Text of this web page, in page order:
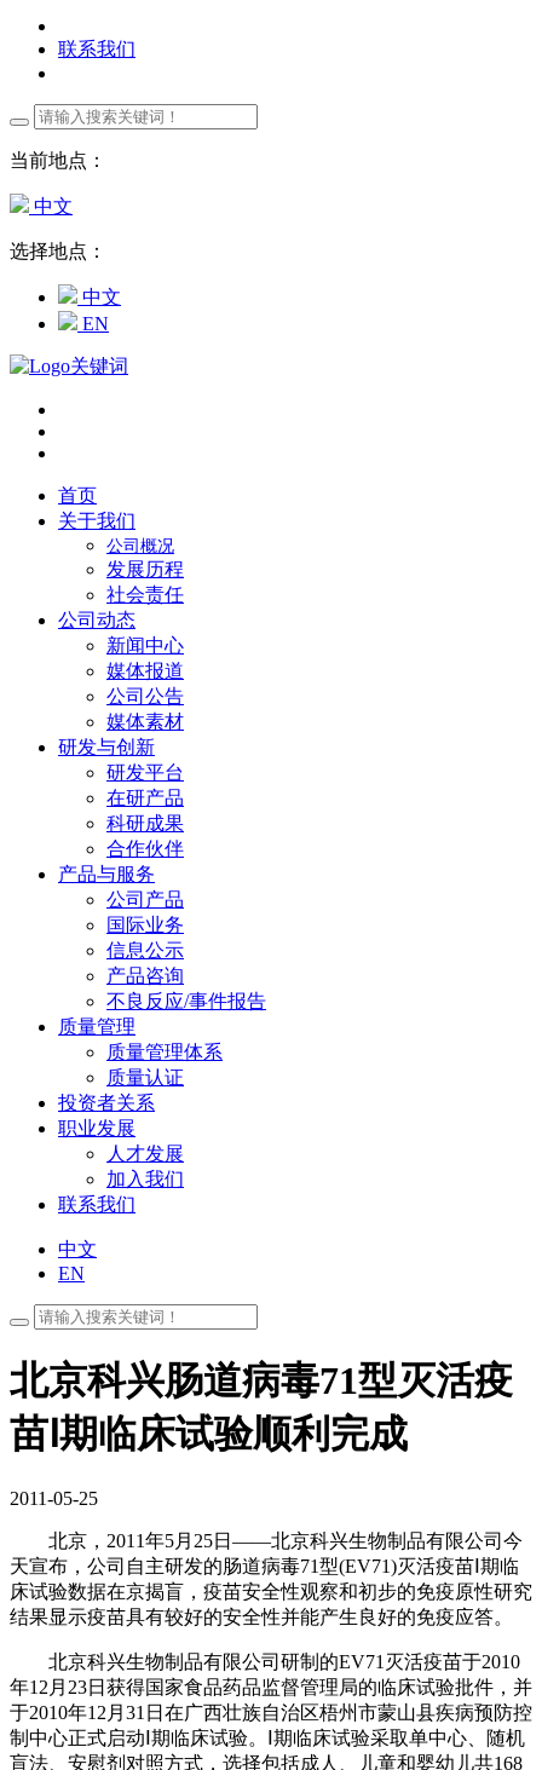
联系我们
当前地点：
中文
选择地点：
中文
EN
首页
关于我们
公司概况
发展历程
社会责任
公司动态
新闻中心
媒体报道
公司公告
媒体素材
研发与创新
研发平台
在研产品
科研成果
合作伙伴
产品与服务
公司产品
国际业务
信息公示
产品咨询
不良反应/事件报告
质量管理
质量管理体系
质量认证
投资者关系
职业发展
人才发展
加入我们
联系我们
中文
EN
北京科兴肠道病毒71型灭活疫
苗Ⅰ期临床试验顺利完成
2011-05-25
北京，2011年5月25日——北京科兴生物制品有限公司今
天宣布，公司自主研发的肠道病毒71型(EV71)灭活疫苗Ⅰ期临
床试验数据在京揭盲，疫苗安全性观察和初步的免疫原性研究
结果显示疫苗具有较好的安全性并能产生良好的免疫应答。
北京科兴生物制品有限公司研制的EV71灭活疫苗于2010
年12月23日获得国家食品药品监督管理局的临床试验批件，并
于2010年12月31日在广西壮族自治区梧州市蒙山县疾病预防控
制中心正式启动Ⅰ期临床试验。Ⅰ期临床试验采取单中心、随机
盲法、安慰剂对照方式，选择包括成人、儿童和婴幼儿共168